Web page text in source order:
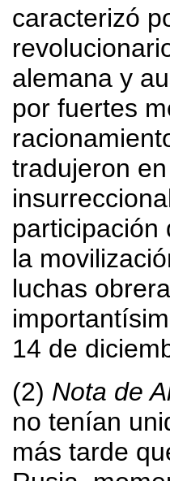
caracterizó
alemana y
por fuertes
tradujeron
participación
la
luchas
14 de
(2) Nota de
no tenían
más tarde